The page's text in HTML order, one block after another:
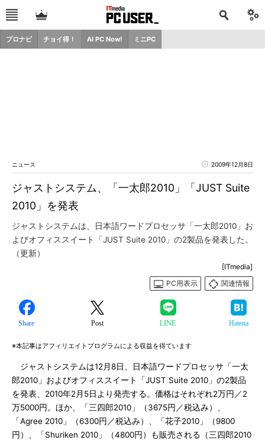
プロナビ チョイ得！ AI PC Now! ミニPC
ニュース 2009年12月8日
ジャストシステム、「一太郎2010」「JUST Suite
2010」を発表
ジャストシステムは、日本語ワードプロセッサ「一太郎2010」お
よびオフィススイート「JUST Suite 2010」の2製品を発表した。
（更新）
[ITmedia]
PC用表示
関連情報
Share Post LINE Hatena
※本記事はアフィリエイトプログラムによる収益を得ています
ジャストシステムは12月8日、日本語ワードプロセッサ「一太
郎2010」およびオフィススイート「JUST Suite 2010」の2製品
を発表、2010年2月5日より発売する。価格はそれぞれ2万円／2
万5000円。ほか、「三四郎2010」（3675円／税込み）、
「Agree 2010」（6300円／税込み）、「花子2010」（9800
円）、「Shuriken 2010」（4800円）も販売される（三四郎2010